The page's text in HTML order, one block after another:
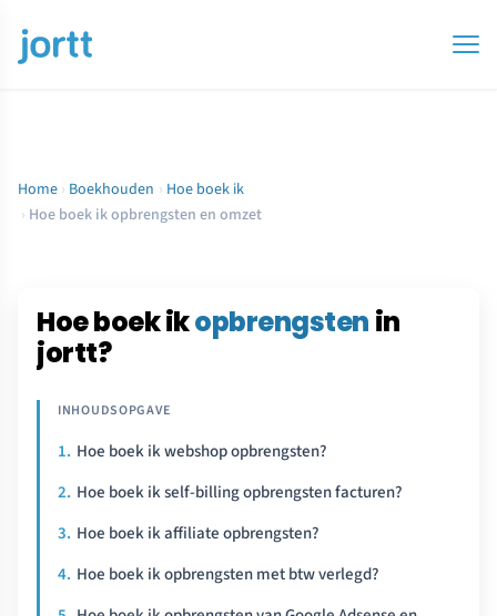
Home › Boekhouden › Hoe boek ik
› Hoe boek ik opbrengsten en omzet
Hoe boek ikopbrengsten in
jortt?
Hoe boek ik webshop opbrengsten?
Hoe boek ik self-billing opbrengsten facturen?
Hoe boek ik affiliate opbrengsten?
Hoe boek ik opbrengsten met btw verlegd?